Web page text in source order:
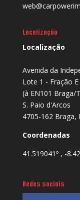
Localização
Localização
Avenida da
Lote 1 - Fração E
(à EN101 Braga/
S. Paio d'Arcos
4705-162 Braga,
Coordenadas
41.519041º , -
Redes sociais